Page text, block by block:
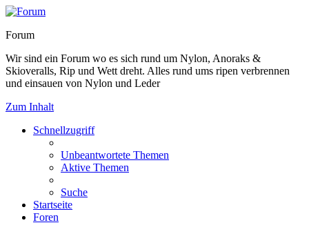
Forum
Wir sind ein Forum wo es sich rund um Nylon, Anoraks &
Skioveralls, Rip und Wett dreht. Alles rund ums ripen verbrennen
und einsauen von Nylon und Leder
Zum Inhalt
Schnellzugriff
Unbeantwortete Themen
Aktive Themen
Suche
Startseite
Foren